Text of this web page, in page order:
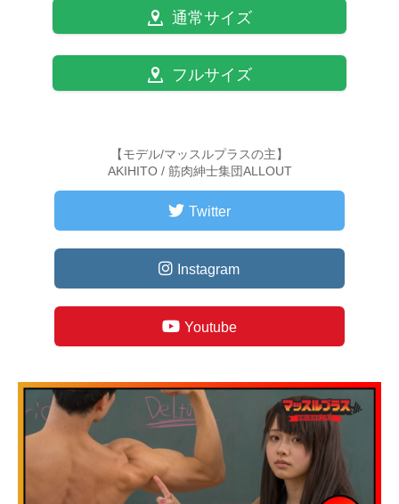
通常サイズ
フルサイズ
【モデル/マッスルプラスの主】
AKIHITO / 筋肉紳士集団ALLOUT
Twitter
Instagram
Youtube